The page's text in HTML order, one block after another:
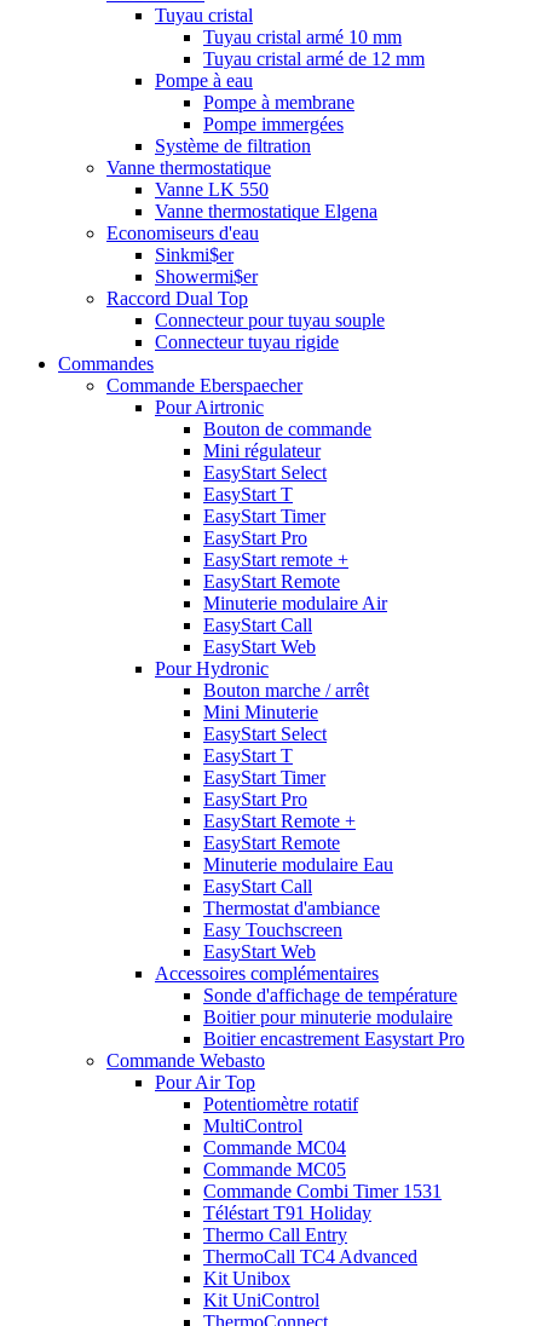
Tuyau cristal
Tuyau cristal armé 10 mm
Tuyau cristal armé de 12 mm
Pompe à eau
Pompe à membrane
Pompe immergées
Système de filtration
Vanne thermostatique
Vanne LK 550
Vanne thermostatique Elgena
Economiseurs d'eau
Sinkmi$er
Showermi$er
Raccord Dual Top
Connecteur pour tuyau souple
Connecteur tuyau rigide
Commandes
Commande Eberspaecher
Pour Airtronic
Bouton de commande
Mini régulateur
EasyStart Select
EasyStart T
EasyStart Timer
EasyStart Pro
EasyStart remote +
EasyStart Remote
Minuterie modulaire Air
EasyStart Call
EasyStart Web
Pour Hydronic
Bouton marche / arrêt
Mini Minuterie
EasyStart Select
EasyStart T
EasyStart Timer
EasyStart Pro
EasyStart Remote +
EasyStart Remote
Minuterie modulaire Eau
EasyStart Call
Thermostat d'ambiance
Easy Touchscreen
EasyStart Web
Accessoires complémentaires
Sonde d'affichage de température
Boitier pour minuterie modulaire
Boitier encastrement Easystart Pro
Commande Webasto
Pour Air Top
Potentiomètre rotatif
MultiControl
Commande MC04
Commande MC05
Commande Combi Timer 1531
Téléstart T91 Holiday
Thermo Call Entry
ThermoCall TC4 Advanced
Kit Unibox
Kit UniControl
ThermoConnect